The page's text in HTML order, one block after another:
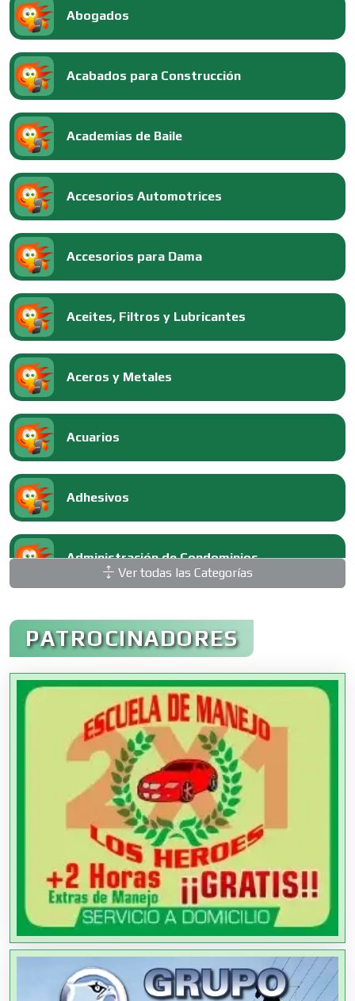
Abogados
Acabados para Construcción
Academias de Baile
Accesorios Automotrices
Accesorios para Dama
Aceites, Filtros y Lubricantes
Aceros y Metales
Acuarios
Adhesivos
Administración de Condominios
Administración de Empresas
Agencias Aduanales
Agencias de Autos
Agencias de Cobranza
Agencias de Colocación
Agencias de Modelos
Agencias de Publicidad
Ver todas las Categorías
PATROCINADORES